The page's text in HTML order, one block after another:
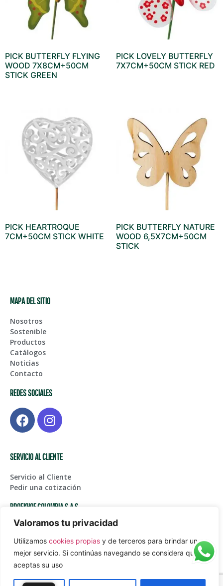
Valoramos tu privacidad
Utilizamos cookies propias y de terceros para brindar un
mejor servicio. Si continúas navegando se considera que
aceptas su uso
PICK BUTTERFLY FLYING
WOOD 7X8CM+50CM
STICK GREEN
PICK LOVELY BUTTERFLY
7X7CM+50CM STICK RED
PICK HEARTROQUE
7CM+50CM STICK WHITE
PICK BUTTERFLY NATURE
WOOD 6,5X7CM+50CM
STICK
MAPA DEL SITIO
Nosotros
Sostenible
Productos
Catálogos
Noticias
Contacto
REDES SOCIALES
SERVICIO AL CLIENTE
Servicio al Cliente
Pedir una cotización
BROEKHOF COLOMBIA S.A.S
Centro de Bodegas Karga Fase I – Bodega 123, Glorieta
Aeropuerto Int. JMC
(+574) 561 45 05
Juanpablogarcia@paardekooper.com
Política de tratamiento de datos personales